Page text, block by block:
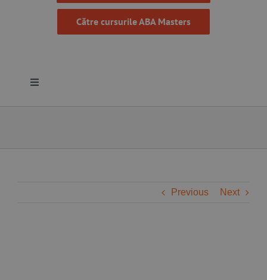
Către cursurile ABA Masters
Toggle
Previous Next